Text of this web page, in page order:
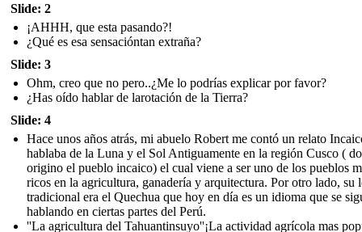
Slide: 2
¡AHHH, que esta pasando?!
¿Qué es esa sensacióntan extraña?
Slide: 3
Ohm, creo que no pero..¿Me lo podrías explicar por favor?
¿Has oído hablar de larotación de la Tierra?
Slide: 4
Hace unos años atrás, mi abuelo Robert me contó un relato
hablaba de la Luna y el Sol Antiguamente en la región Cusco (
origino el pueblo incaico) el cual viene a ser uno de los pueblos
ricos en la agricultura, ganadería y arquitectura. Por otro lado, su
tradicional era el Quechua que hoy en día es un idioma que se
hablando en ciertas partes del Perú.
''La agricultura del Tahuantinsuyo''¡La actividad agrícola mas